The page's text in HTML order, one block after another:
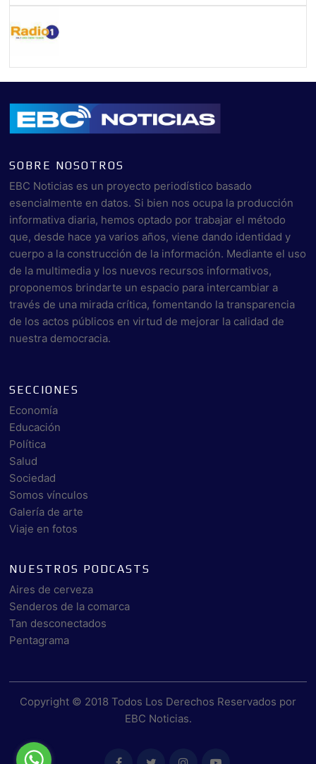
SOBRE NOSOTROS
EBC Noticias es un proyecto periodístico basado
esencialmente en datos. Si bien nos ocupa la producción
informativa diaria, hemos optado por trabajar el método
que, desde hace ya varios años, viene dando identidad y
cuerpo a la construcción de la información. Mediante el uso
de la multimedia y los nuevos recursos informativos,
proponemos brindarte un espacio para intercambiar a
través de una mirada crítica, fomentando la transparencia
de los actos públicos en virtud de mejorar la calidad de
nuestra democracia.
SECCIONES
Economía
Educación
Política
Salud
Sociedad
Somos vínculos
Galería de arte
Viaje en fotos
NUESTROS PODCASTS
Aires de cerveza
Senderos de la comarca
Tan desconectados
Pentagrama
Copyright © 2018 Todos Los Derechos Reservados por
EBC Noticias.